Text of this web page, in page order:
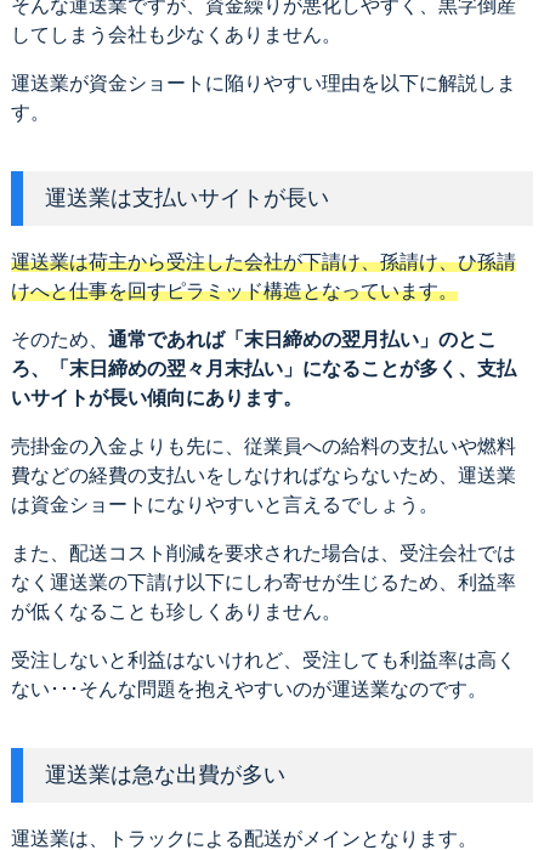
そんな運送業ですが、資金繰りが悪化しやすく、黒字倒産
してしまう会社も少なくありません。
運送業が資金ショートに陥りやすい理由を以下に解説しま
す。
運送業は支払いサイトが長い
運送業は荷主から受注した会社が下請け、孫請け、ひ孫請
けへと仕事を回すピラミッド構造となっています。
そのため、 通常であれば「末日締めの翌月払い」のとこ
ろ、「末日締めの翌々月末払い」になることが多く、支払
いサイトが長い傾向にあります。
売掛金の入金よりも先に、従業員への給料の支払いや燃料
費などの経費の支払いをしなければならないため、運送業
は資金ショートになりやすいと言えるでしょう。
また、配送コスト削減を要求された場合は、受注会社では
なく運送業の下請け以下にしわ寄せが生じるため、利益率
が低くなることも珍しくありません。
受注しないと利益はないけれど、受注しても利益率は高く
ない･･･そんな問題を抱えやすいのが運送業なのです。
運送業は急な出費が多い
運送業は、トラックによる配送がメインとなります。